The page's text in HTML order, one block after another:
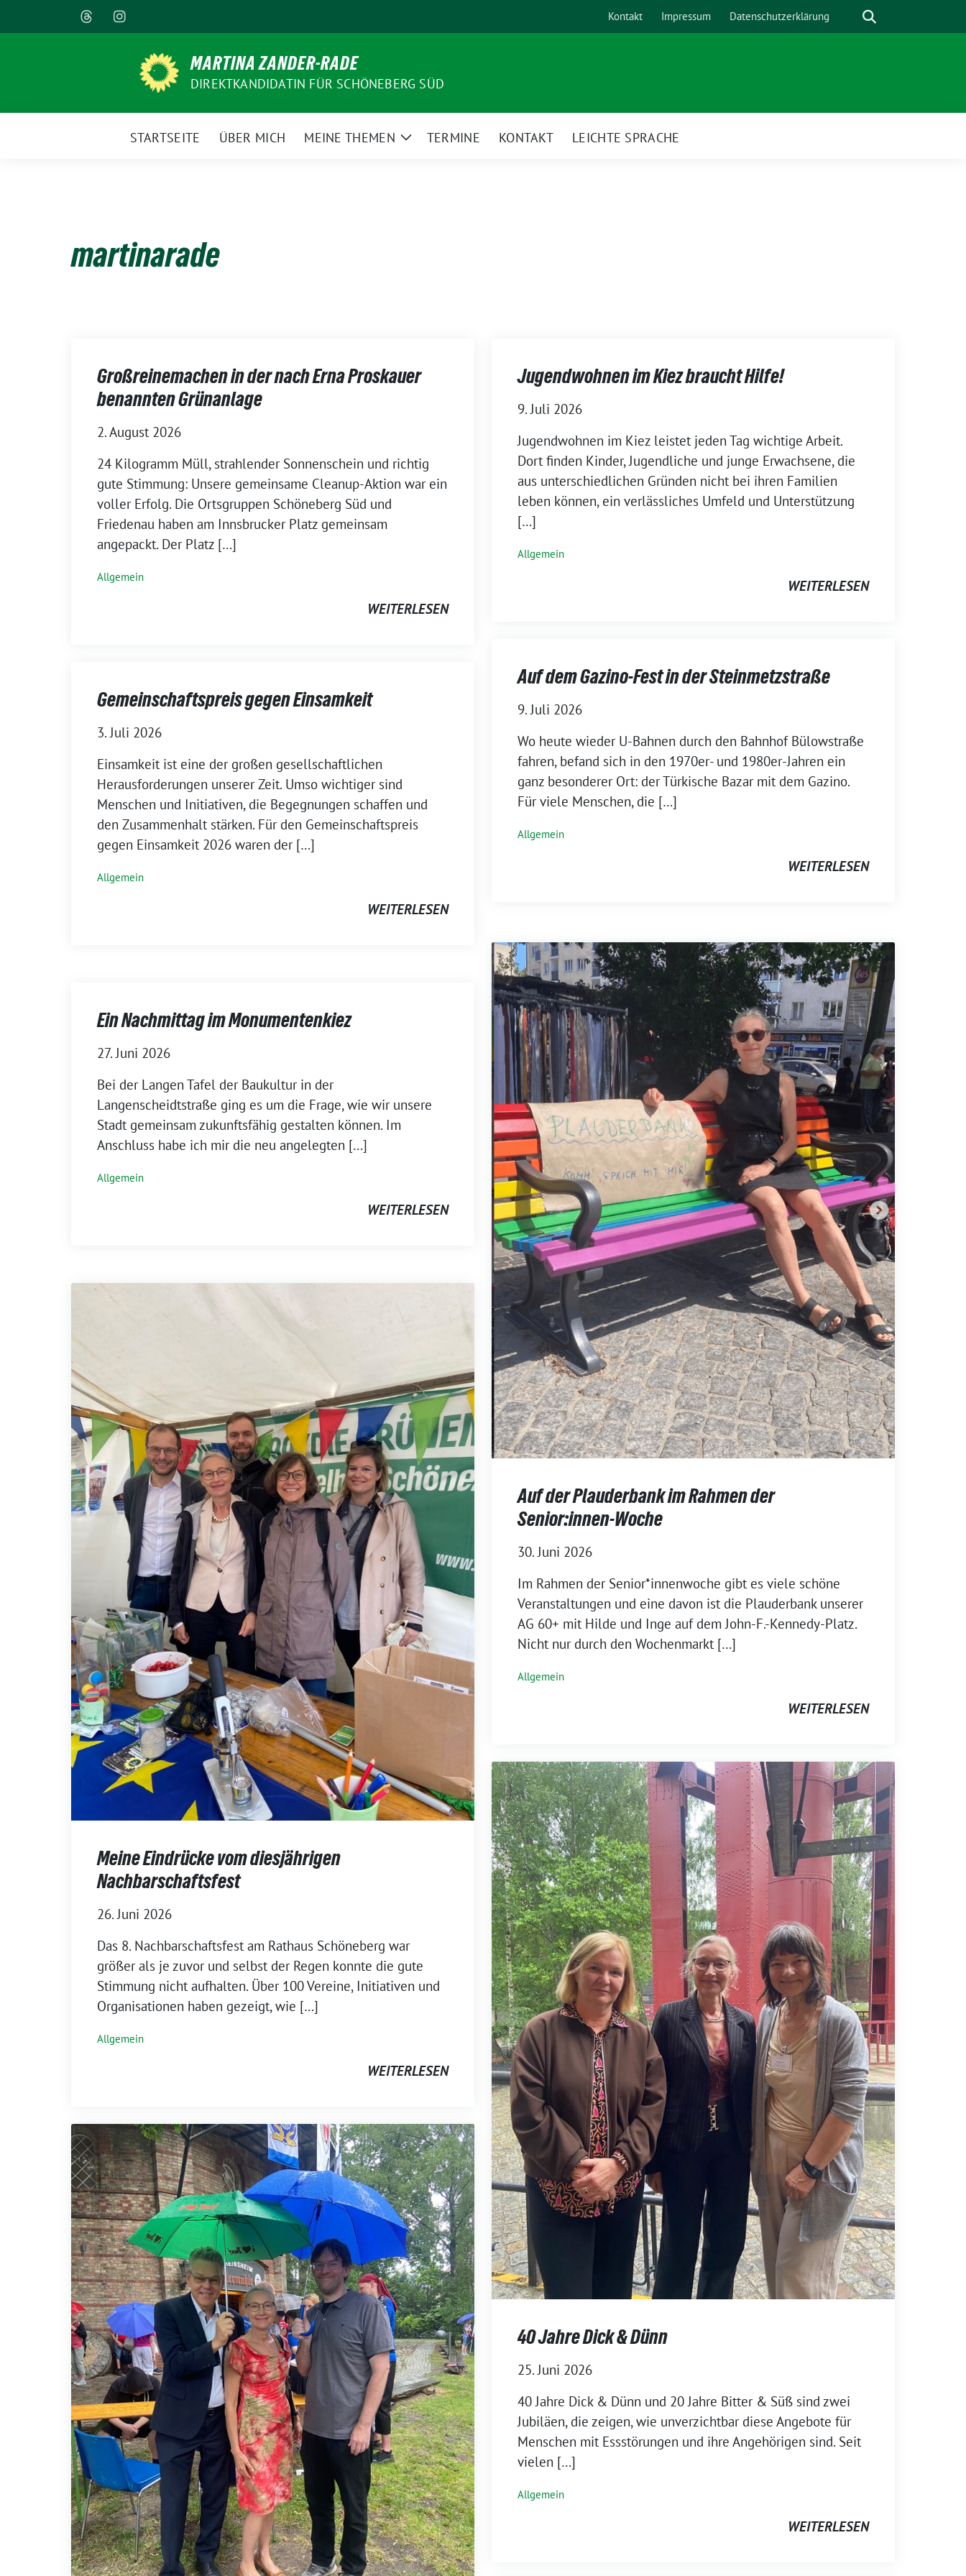
zum
Kontakt Impressum Datenschutzerklärung Suche
MARTINA ZANDER-RADE
DIREKTKANDIDATIN FÜR SCHÖNEBERG SÜD
STARTSEITE ÜBER MICH MEINE THEMEN
ZeigeTERMINE KONTAKT LEICHTE SPRACHE
martinarade
Großreinemachen in der nach Erna Proskauer
benannten Grünanlage
2. August 2026
24 Kilogramm Müll, strahlender Sonnenschein und richtig
gute Stimmung: Unsere gemeinsame Cleanup-Aktion war ein
voller Erfolg. Die Ortsgruppen Schöneberg Süd und
Friedenau haben am Innsbrucker Platz gemeinsam
angepackt. Der Platz […]
Allgemein
WEITERLESEN
Jugendwohnen im Kiez braucht Hilfe!
9. Juli 2026
Jugendwohnen im Kiez leistet jeden Tag wichtige Arbeit.
Dort finden Kinder, Jugendliche und junge Erwachsene, die
aus unterschiedlichen Gründen nicht bei ihren Familien
leben können, ein verlässliches Umfeld und Unterstützung
[…]
Allgemein
WEITERLESEN
Auf dem Gazino-Fest in der Steinmetzstraße
9. Juli 2026
Wo heute wieder U-Bahnen durch den Bahnhof Bülowstraße
fahren, befand sich in den 1970er- und 1980er-Jahren ein
ganz besonderer Ort: der Türkische Bazar mit dem Gazino.
Für viele Menschen, die […]
Allgemein
WEITERLESEN
Gemeinschaftspreis gegen Einsamkeit
3. Juli 2026
Einsamkeit ist eine der großen gesellschaftlichen
Herausforderungen unserer Zeit. Umso wichtiger sind
Menschen und Initiativen, die Begegnungen schaffen und
den Zusammenhalt stärken. Für den Gemeinschaftspreis
gegen Einsamkeit 2026 waren der […]
Allgemein
WEITERLESEN
Auf der Plauderbank im Rahmen der
Senior:innen-Woche
30. Juni 2026
Im Rahmen der Senior*innenwoche gibt es viele schöne
Veranstaltungen und eine davon ist die Plauderbank unserer
AG 60+ mit Hilde und Inge auf dem John-F.-Kennedy-Platz.
Nicht nur durch den Wochenmarkt […]
Allgemein
WEITERLESEN
Ein Nachmittag im Monumentenkiez
27. Juni 2026
Bei der Langen Tafel der Baukultur in der
Langenscheidtstraße ging es um die Frage, wie wir unsere
Stadt gemeinsam zukunftsfähig gestalten können. Im
Anschluss habe ich mir die neu angelegten […]
Allgemein
WEITERLESEN
Meine Eindrücke vom diesjährigen
Nachbarschaftsfest
26. Juni 2026
Das 8. Nachbarschaftsfest am Rathaus Schöneberg war
größer als je zuvor und selbst der Regen konnte die gute
Stimmung nicht aufhalten. Über 100 Vereine, Initiativen und
Organisationen haben gezeigt, wie […]
Allgemein
WEITERLESEN
40 Jahre Dick & Dünn
25. Juni 2026
40 Jahre Dick & Dünn und 20 Jahre Bitter & Süß sind zwei
Jubiläen, die zeigen, wie unverzichtbar diese Angebote für
Menschen mit Essstörungen und ihre Angehörigen sind. Seit
vielen […]
Allgemein
WEITERLESEN